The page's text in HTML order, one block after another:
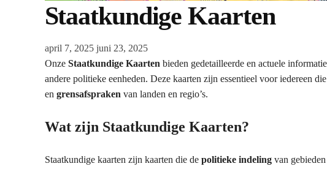
Staatkundige Kaarten
april 7, 2025 juni 23, 2025
Onze Staatkundige Kaarten bieden gedetailleerde en actuele
andere politieke eenheden. Deze kaarten zijn essentieel voor iedereen
en grensafspraken van landen en regio’s.
Wat zijn Staatkundige Kaarten?
Staatkundige kaarten zijn kaarten die de politieke indelingvan